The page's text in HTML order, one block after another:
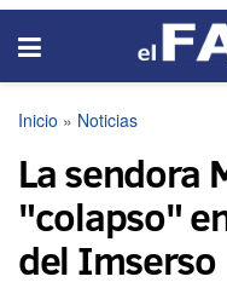
Inicio » Noticias
La sendora
"colapso"
del Imserso